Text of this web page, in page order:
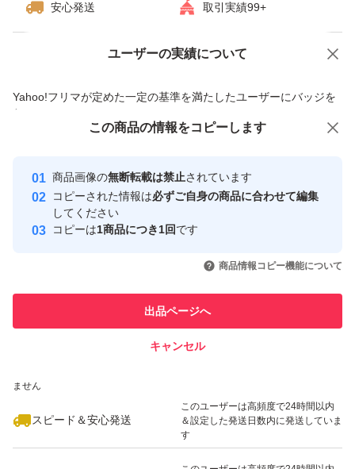
安心発送 取引実績99+
ユーザーの実績について
Yahoo!フリマが定めた一定の基準を満たしたユーザーにバッジを
付与しています
安心取引出品者
心・安全なユーザーです
取引実績
引を完了させた実績があります
での取引実績があります
ません
スピード＆安心発送
このユーザーは高頻度で24時間以内
＆設定した発送日数内に発送していま
す
価格の相談 商品への質問
この商品の情報をコピーします
商品画像の無断転載は禁止されています
コピーされた情報は必ずご自身の商品に合わせて編集
してください
コピーは1商品につき1回です
商品情報コピー機能について
出品ページへ
キャンセル
この商品をみている人にオススメ